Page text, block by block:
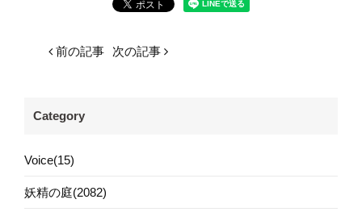
前の記事 次の記事
Category
Voice(15)
妖精の庭(2082)